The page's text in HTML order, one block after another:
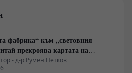
фабрика“ към „световния
прекроява картата на
- д-р Румен Петков